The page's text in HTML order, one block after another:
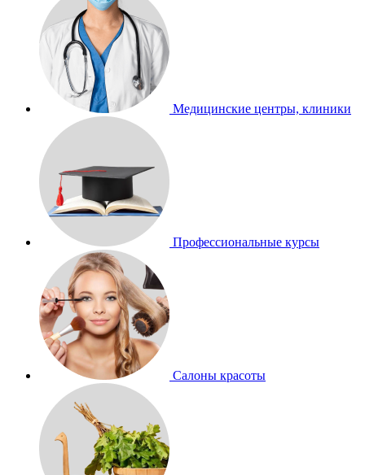
Медицинские центры, клиники
Профессиональные курсы
Салоны красоты